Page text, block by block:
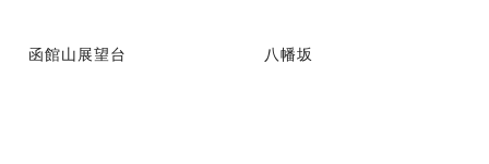
函館山展望台 八幡坂